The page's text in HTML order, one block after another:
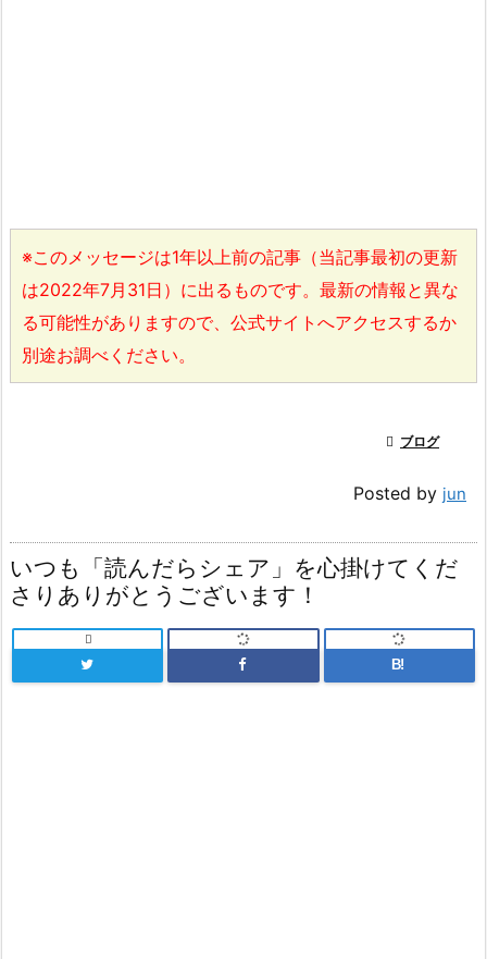
※このメッセージは1年以上前の記事（当記事最初の更新
は2022年7月31日）に出るものです。最新の情報と異な
る可能性がありますので、公式サイトへアクセスするか
別途お調べください。
 ブログ
Posted by jun
いつも「読んだらシェア」を心掛けてくだ
さりありがとうございます！

B!